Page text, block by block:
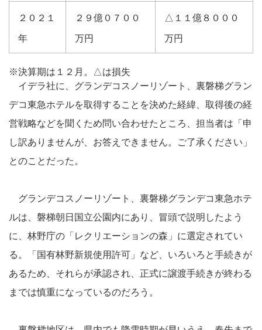
２０２１
年
２９億０７００
万円
△１１億８０００
万円
※決算期は１２月。△は損失
イデラ社に、グランデコスノーリゾート、裏磐梯グラン
デコ東急ホテルを取得することを決めた経緯、取得後の経
営戦略などを聞くため問い合わせたところ、担当者は「申
し訳ありませんが、お答えできません。ご了承ください」
とのことだった。
グランデコスノーリゾート、裏磐梯グランデコ東急ホテ
ルは、磐梯朝日国立公園内にあり、冒頭で説明したよう
に、林野庁の「レクリエーションの森」に選定されてい
る。「国有林野新規使用許可」など、いろいろと手続きが
あるため、それらが承認され、正式に譲渡手続きが終わる
までは慎重になっているのだろう。